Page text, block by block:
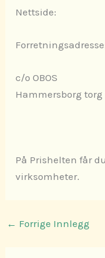
Nettside:
c/o OBOS
Hammersborg torg
På Prishelten får
virksomheter.
← Forrige Innlegg